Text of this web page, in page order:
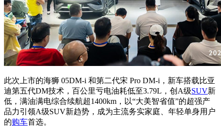
此次上市的海狮 05DM-i 和第二代宋 Pro DM-i，新车搭载比亚
迪第五代DM技术，百公里亏电油耗低至3.79L，创A级SUV新
低，满油满电综合续航超1400km，以“大美智省值”的超强产
品力引领A级SUV新趋势，成为主流务实家庭、年轻单身用户
的购车首选。